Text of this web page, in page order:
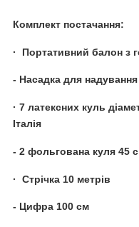
Комплект постачання:
· Портативний балон з
- Насадка для надування
· 7 латексних куль
Італія
- 2 фольгована куля 45
· Стрічка 10 метрів
- Цифра 100 см